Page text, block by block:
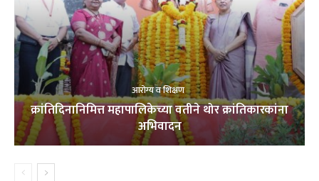
आरोग्य व शिक्षण
क्रांतिदिनानिमित्त महापालिकेच्या वतीने थोर क्रांतिकारकांना
अभिवादन